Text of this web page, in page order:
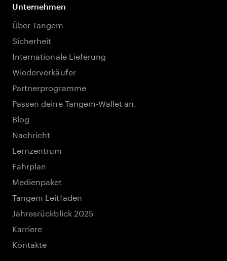
Unternehmen
Über Tangem
Sicherheit
Internationale Lieferung
Wiederverkäufer
Partnerprogramme
Passen deine Tangem-Wallet an.
Blog
Nachricht
Lernzentrum
Fahrplan
Medienpaket
Tangem Leitfaden
Jahresrückblick 2025
Karriere
Kontakte